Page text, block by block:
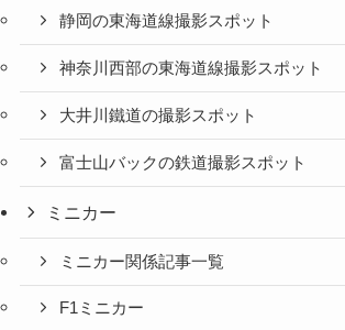
静岡の東海道線撮影スポット
神奈川西部の東海道線撮影スポット
大井川鐵道の撮影スポット
富士山バックの鉄道撮影スポット
ミニカー
ミニカー関係記事一覧
F1ミニカー